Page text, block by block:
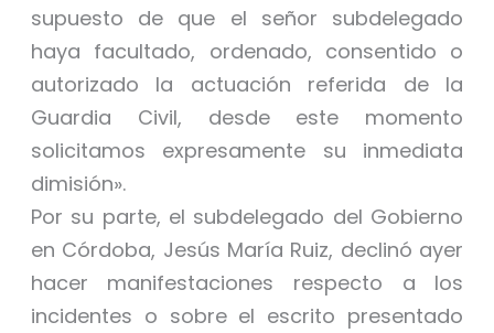
supuesto de que el señor subdelegado
haya facultado, ordenado, consentido o
autorizado la actuación referida de la
Guardia Civil, desde este momento
solicitamos expresamente su inmediata
dimisión».
Por su parte, el subdelegado del Gobierno
en Córdoba, Jesús María Ruiz, declinó ayer
hacer manifestaciones respecto a los
incidentes o sobre el escrito presentado